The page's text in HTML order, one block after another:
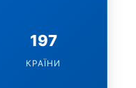
197
КРАЇНИ